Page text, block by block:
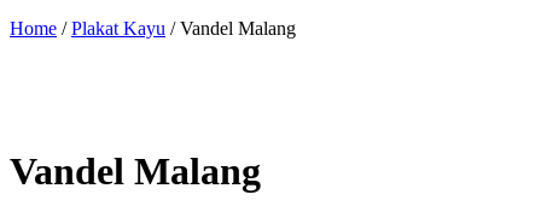
Home /Plakat Kayu / Vandel Malang
Vandel Malang